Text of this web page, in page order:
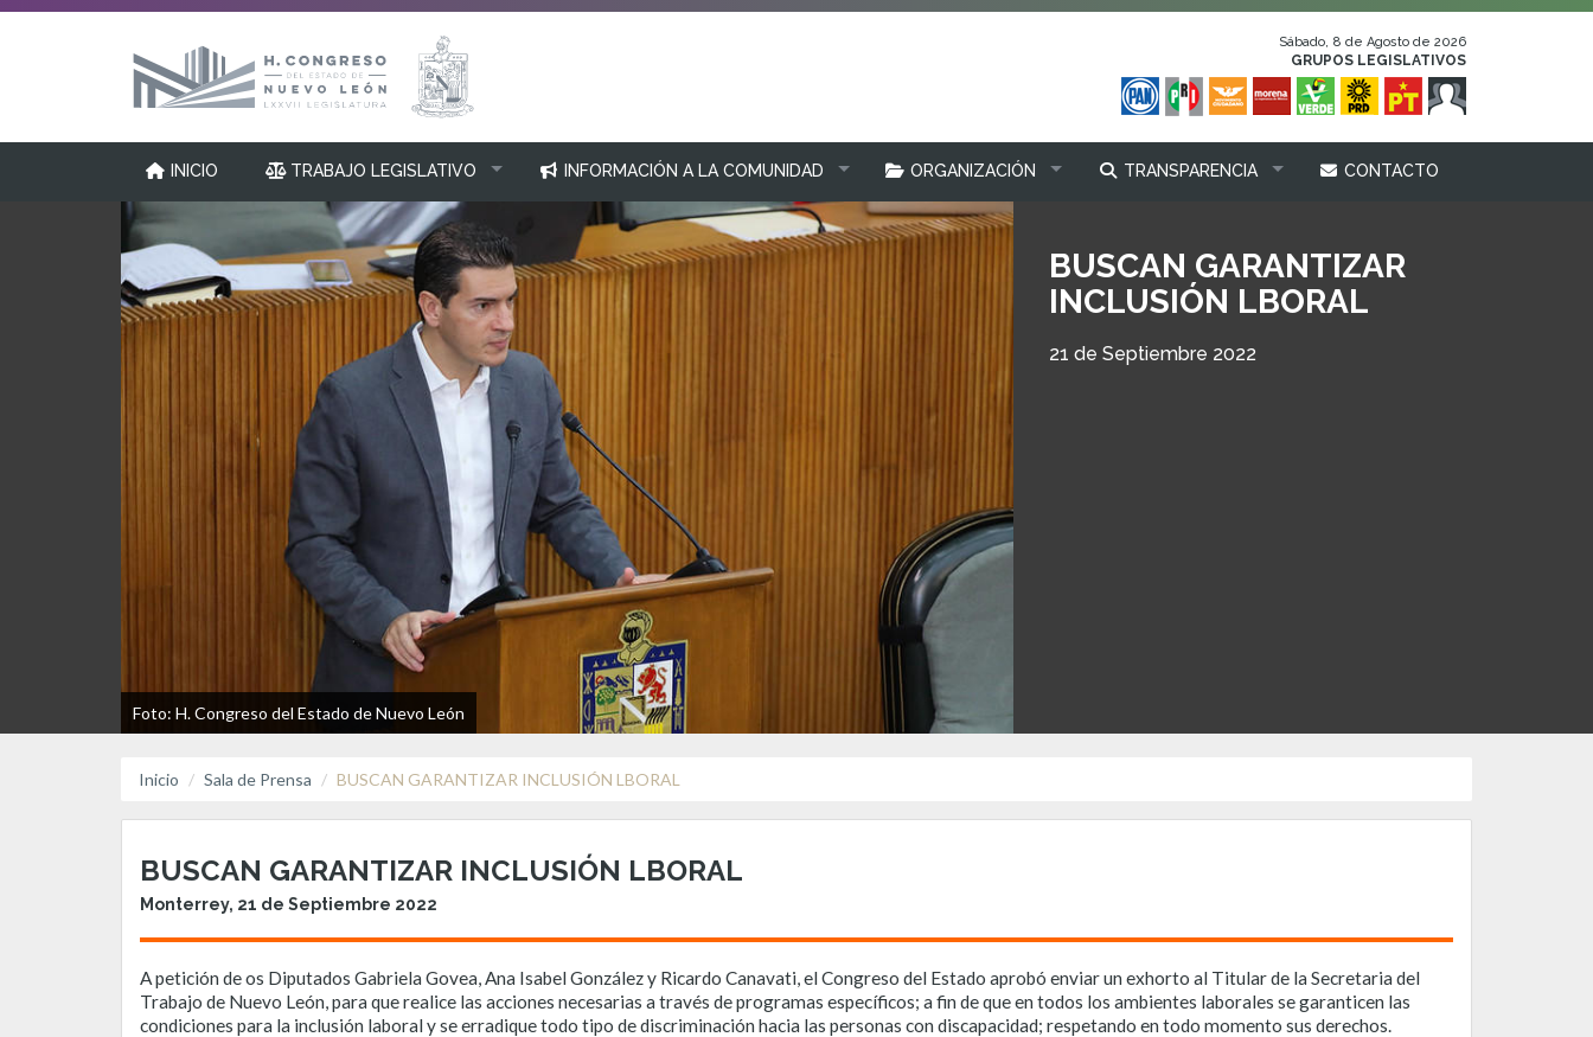
Sábado, 8 de Agosto de 2026
GRUPOS LEGISLATIVOS
INICIO TRABAJO LEGISLATIVO INFORMACIÓN A LA COMUNIDAD ORGANIZACIÓN TRANSPARENCIA CONTACTO
Foto: H. Congreso del Estado de Nuevo León
BUSCAN GARANTIZAR
INCLUSIÓN LBORAL
21 de Septiembre 2022
Inicio Sala de Prensa BUSCAN GARANTIZAR INCLUSIÓN LBORAL
BUSCAN GARANTIZAR INCLUSIÓN LBORAL
Monterrey, 21 de Septiembre 2022
A petición de os Diputados Gabriela Govea, Ana Isabel González y Ricardo Canavati, el Congreso del Estado aprobó enviar un exhorto al Titular de la Secretaria del
Trabajo de Nuevo León, para que realice las acciones necesarias a través de programas específicos; a fin de que en todos los ambientes laborales se garanticen las
condiciones para la inclusión laboral y se erradique todo tipo de discriminación hacia las personas con discapacidad; respetando en todo momento sus derechos.